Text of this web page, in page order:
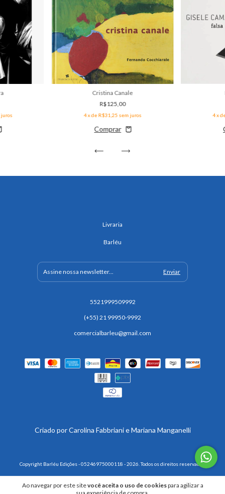
Ao navegar por este sitevocê aceita o uso de cookiespara agilizar a
Cristina Canale
R$125,00
4x deR$31,25 sem juros 4 x
Livraria
Barléu
5521999509992
(+55) 21 99950-9992
comercialbarleu@gmail.com
Copyright Barléu Edições - 05246975000118 - 2026. Todos os direitos reservados.